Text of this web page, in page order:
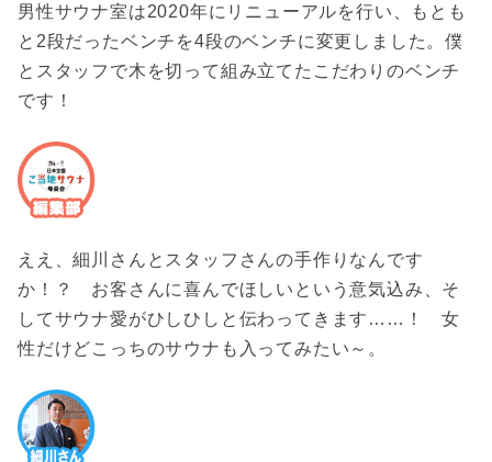
男性サウナ室は2020年にリニューアルを行い、もとも
と2段だったベンチを4段のベンチに変更しました。僕
とスタッフで木を切って組み立てたこだわりのベンチ
です！
ええ、細川さんとスタッフさんの手作りなんです
か！？ お客さんに喜んでほしいという意気込み、そ
してサウナ愛がひしひしと伝わってきます……！ 女
性だけどこっちのサウナも入ってみたい～。